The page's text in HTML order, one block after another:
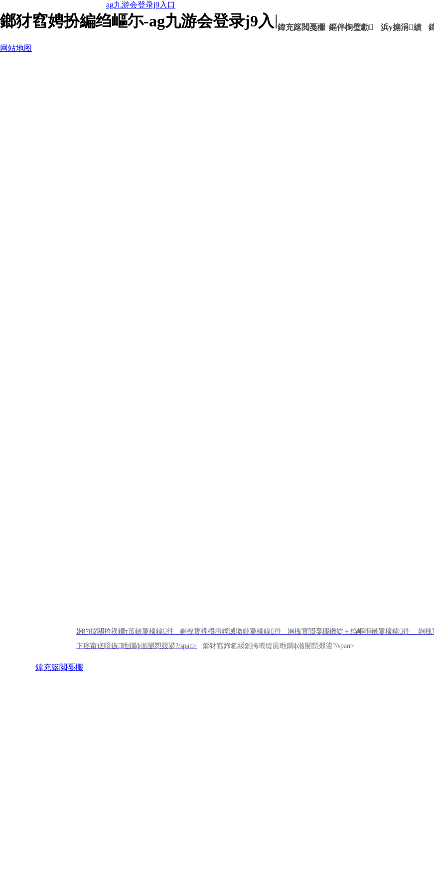
鎯犲窞娉扮編绉嶇尓-ag九游会登录j9入口鍏充簬閲戞棴 鏂伴椈璧勮 浜у搧涓績
ag九游会登录j9入口
娴犳按闀挎祦鐗т笟鏈夐檺鍏徃 婀栧寳榫欑帇鐣滅墽鏈夐檺鍏徃 婀栧寳閲戞棴鐖靛＋绉嶇暅鏈夐檺鍏徃 婀栧
卞痉甯傞噾鏃暅鐗ф湁闄愬叕鍙?/span> 鎯犲窞鍗氱綏鍘挎嘲缇庣暅鐗ф湁闄愬叕鍙?/span>
鍏充簬閲戞棴
网站地图